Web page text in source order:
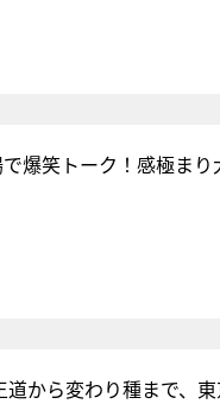
爆笑トーク！感極まり
から変わり種まで、